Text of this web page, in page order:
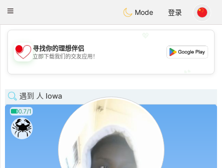
Chat
Toggle
Mode 登录
💖
💕
寻找你的理想伴侣
立即下载我们的交友应用！
遇到 人 Iowa
0.7/1